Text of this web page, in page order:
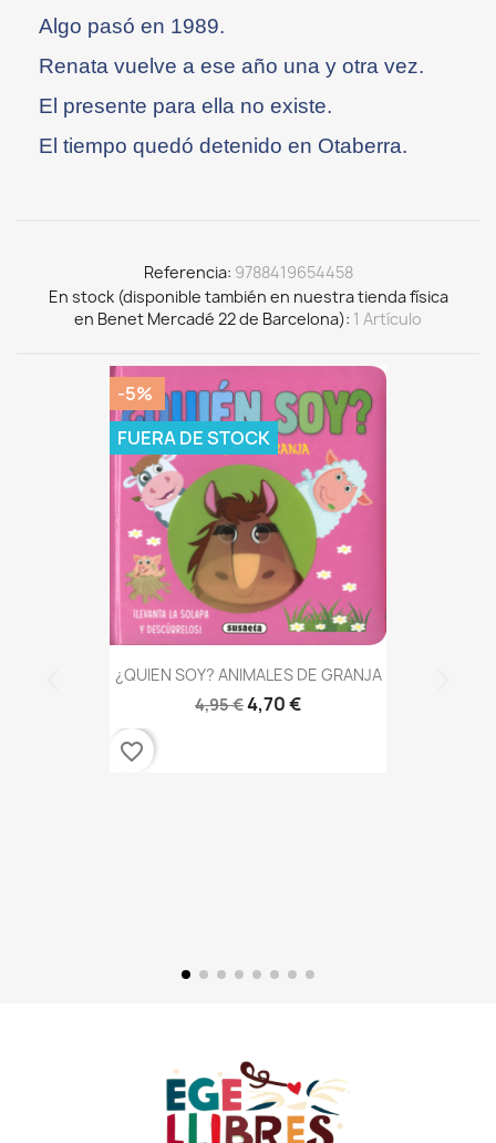
Algo pasó en 1989.
Renata vuelve a ese año una y otra vez.
El presente para ella no existe.
El tiempo quedó detenido en Otaberra.
Referencia 9788419654458
En stock (disponible también en nuestra tienda física
en Benet Mercadé 22 de Barcelona) 1 Artículo
¿QUIEN SOY? ANIMALES DE GRANJA
4,95 €4,70 €
-5%
FUERA DE STOCK
favorite_border